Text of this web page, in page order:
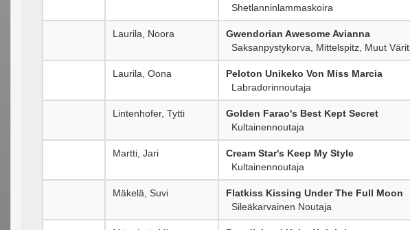
Shetlanninlammaskoira
Laurila, Noora
Gwendorian Awesome Avianna
Saksanpystykorva, Mittelspitz, Muut Värit
Laurila, Oona
Peloton Unikeko Von Miss Marcia
Labradorinnoutaja
Lintenhofer, Tytti
Golden Farao's Best Kept Secret
Kultainennoutaja
Martti, Jari
Cream Star's Keep My Style
Kultainennoutaja
Mäkelä, Suvi
Flatkiss Kissing Under The Full Moon
Sileäkarvainen Noutaja